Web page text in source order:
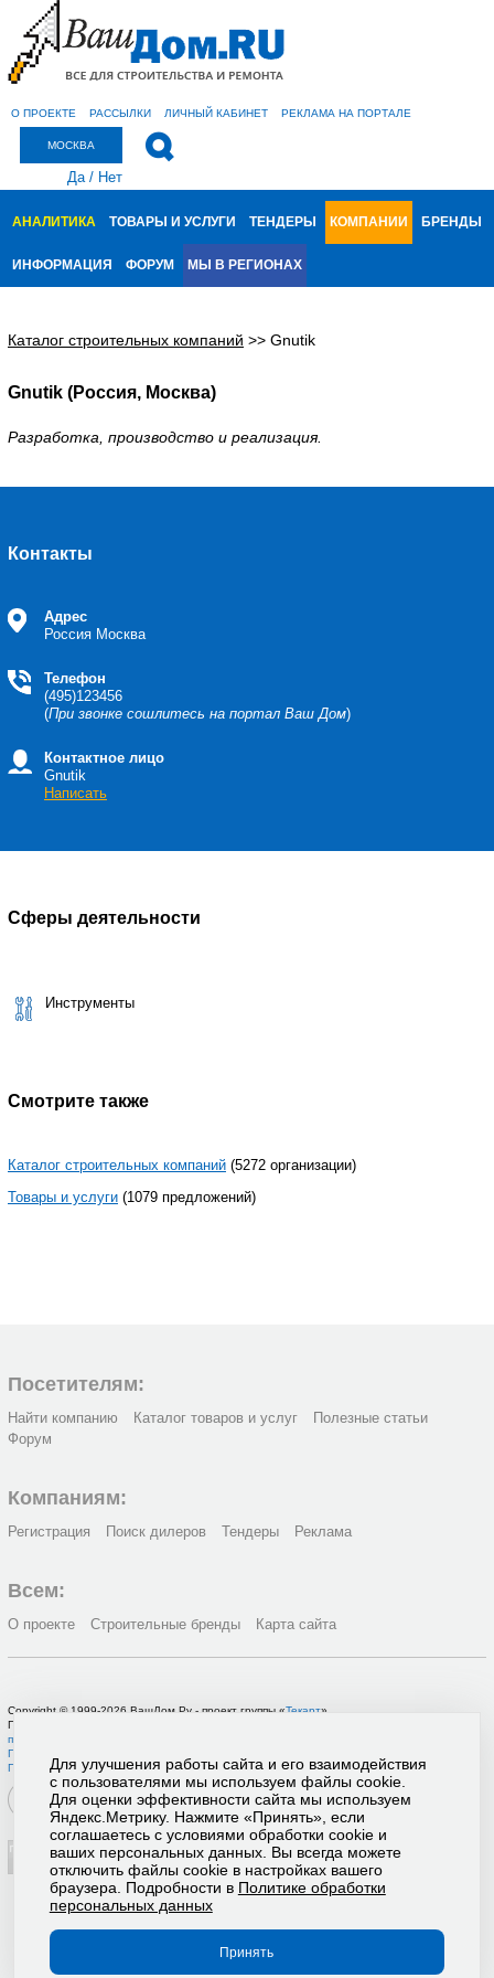
О ПРОЕКТЕ РАССЫЛКИ ЛИЧНЫЙ КАБИНЕТ РЕКЛАМА НА ПОРТАЛЕ
МОСКВА
Да/ Нет
АНАЛИТИКА ТОВАРЫ И УСЛУГИ ТЕНДЕРЫ КОМПАНИИ БРЕНДЫ
ИНФОРМАЦИЯ ФОРУМ МЫ В РЕГИОНАХ
Каталог строительных компаний >> Gnutik
Gnutik (Россия, Москва)
Разработка, производство и реализация.
Контакты
Адрес
Россия Москва
Телефон
(495)123456
(При звонке сошлитесь на портал Ваш Дом)
Контактное лицо
Gnutik
Написать
Сферы деятельности
Инструменты
Смотрите также
Каталог строительных компаний (5272 организации)
Товары и услуги (1079 предложений)
Посетителям:
Найти компанию Каталог товаров и услуг
Полезные статьи
Форум
Компаниям:
Регистрация Поиск дилеров Тендеры Реклама
Всем:
О проекте Строительные бренды Карта сайта
Copyright © 1999-2026 ВашДом.Ру - проект группы «Текарт»
По вопросам связанным с работой портала вы можете связаться с нашей
поддержки
Политика в отношении обработки персональных данных
Пользовательское соглашение
Для улучшения работы сайта и его взаимодействия
с пользователями мы используем файлы cookie.
Для оценки эффективности сайта мы используем
Яндекс.Метрику. Нажмите «Принять», если
соглашаетесь с условиями обработки cookie и
ваших персональных данных. Вы всегда можете
отключить файлы cookie в настройках вашего
браузера. Подробности в Политике обработки
персональных данных
Принять